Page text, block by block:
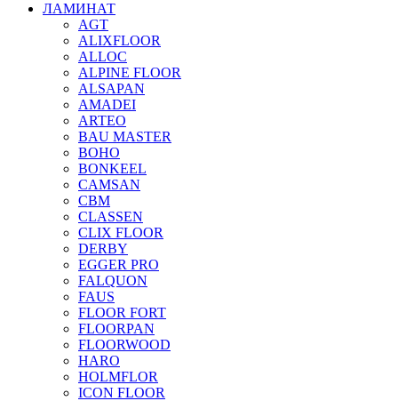
ЛАМИНАТ
AGT
ALIXFLOOR
ALLOC
ALPINE FLOOR
ALSAPAN
AMADEI
ARTEO
BAU MASTER
BOHO
BONKEEL
CAMSAN
CBM
CLASSEN
CLIX FLOOR
DERBY
EGGER PRO
FALQUON
FAUS
FLOOR FORT
FLOORPAN
FLOORWOOD
HARO
HOLMFLOR
ICON FLOOR